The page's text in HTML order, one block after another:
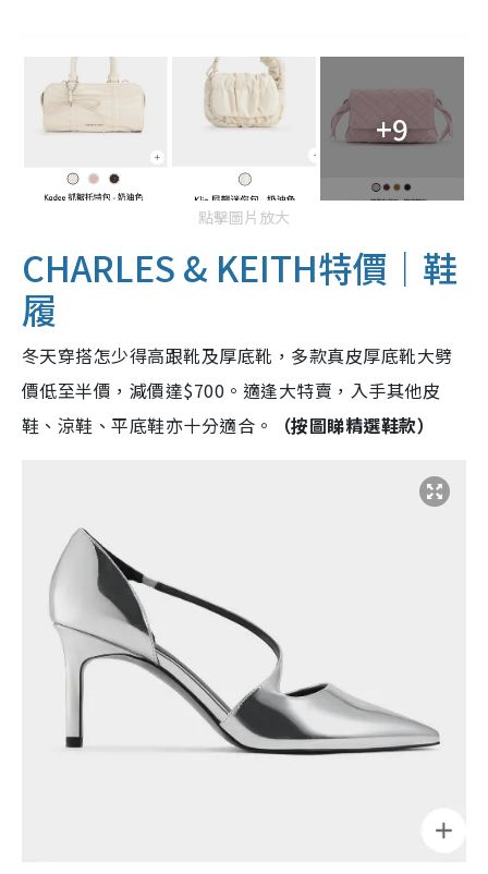
+9
點擊圖片放大
CHARLES & KEITH特價｜ 鞋
履
冬天穿搭怎少得高跟靴及厚底靴，多款真皮厚底靴大劈
價低至半價，減價達$700。適逢大特賣，入手其他皮
鞋、涼鞋、平底鞋亦十分適合。
（按圖睇精選鞋款）